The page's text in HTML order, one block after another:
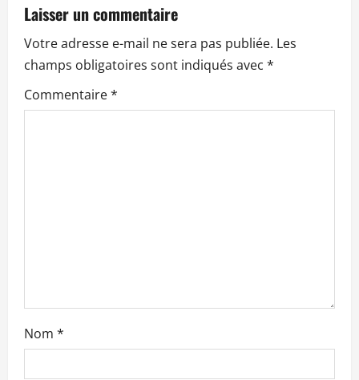
i
o
n
i
c
Laisser un commentaire
Votre adresse e-mail ne sera pas publiée. Les
champs obligatoires sont indiqués avec *
Commentaire*
Nom *